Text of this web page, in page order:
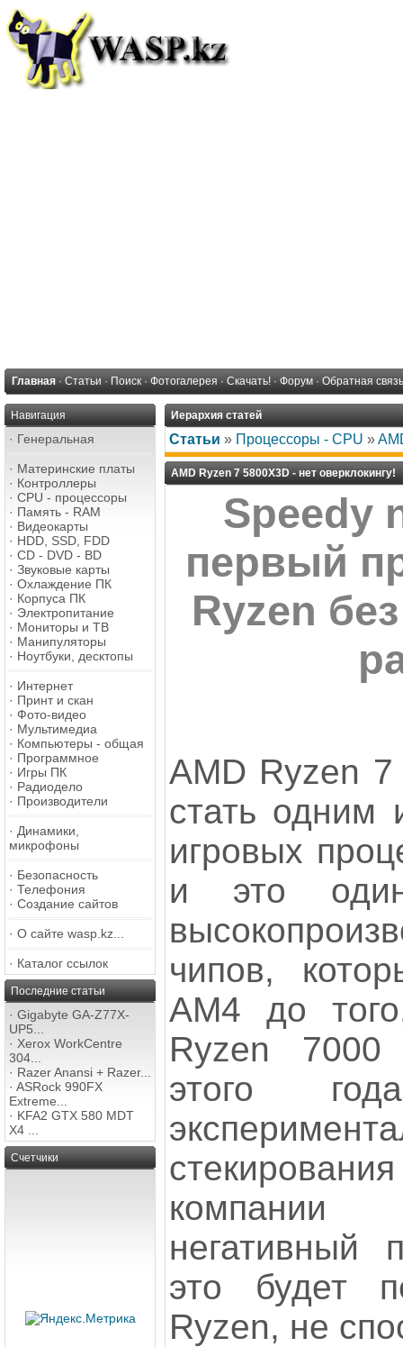
Главная · Статьи · Поиск · Фотогалерея · Скачать! · Форум · Обратная связь
Навигация
· Генеральная
· Материнские платы
· Контроллеры
· CPU - процессоры
· Память - RAM
· Видеокарты
· HDD, SSD, FDD
· CD - DVD - BD
· Звуковые карты
· Охлаждение ПК
· Корпуса ПК
· Электропитание
· Мониторы и ТВ
· Манипуляторы
· Ноутбуки, десктопы
· Интернет
· Принт и скан
· Фото-видео
· Мультимедиа
· Компьютеры - общая
· Программное
· Игры ПК
· Радиодело
· Производители
· Динамики,
микрофоны
· Безопасность
· Телефония
· Создание сайтов
· О сайте wasp.kz...
· Каталог ссылок
Последние статьи
· Gigabyte GA-Z77X-
UP5...
· Xerox WorkCentre
304...
· Razer Anansi + Razer...
· ASRock 990FX
Extreme...
· KFA2 GTX 580 MDT
X4 ...
Счетчики
Иерархия статей
Статьи » Процессоры - CPU »
AMD Ryzen 7 5800X3D - нет оверклокингу!
Speedy
первый
Ryzen
AMD Ryzen
стать одним
игровых
и это
чипов,
AM4 до
Ryzen
этого
негативный
это будет
Ryzen, не